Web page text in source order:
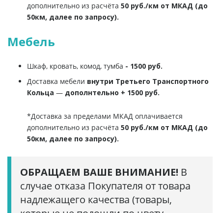
дополнительно из расчёта 50 руб./км от МКАД (до
50км, далее по запросу).
Мебель
Шкаф, кровать, комод, тумба - 1500 руб.
Доставка мебели внутри Третьего Транспортного
Кольца — дополнтельно + 1500 руб.
*Доставка за пределами МКАД оплачивается
дополнительно из расчёта 50 руб./км от МКАД (до
50км, далее по запросу).
ОБРАЩАЕМ ВАШЕ ВНИМАНИЕ! В
случае отказа Покупателя от товара
надлежащего качества (товары,